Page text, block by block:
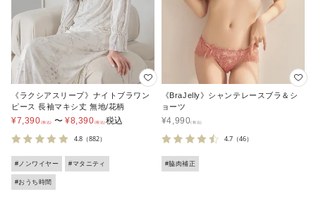
《ラクシアスリープ》ナイトブラワン
ピース 長袖マキシ丈 無地/花柄
¥7,390 〜 ¥8,390 税込
4.8 （882）
#ノンワイヤー #マタニティ
#おうち時間
《BraJelly》シャンテレースブラ＆シ
ョーツ
¥4,990
4.7（46）
#脇肉補正